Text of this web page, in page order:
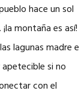
hace un sol
montaña es así!
lagunas madre e
si no
con el